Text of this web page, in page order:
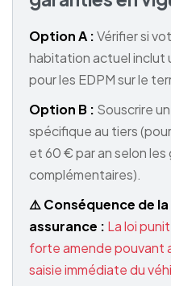
Option A :Vérifier si
habitation actuel inclut
pour les EDPM sur le
Option B : Souscrire
spécifique au tiers
et 60 € par an selon les
complémentaires).
⚠️ Conséquence de
assurance : La loi
forte amende pouvant
saisie immédiate du